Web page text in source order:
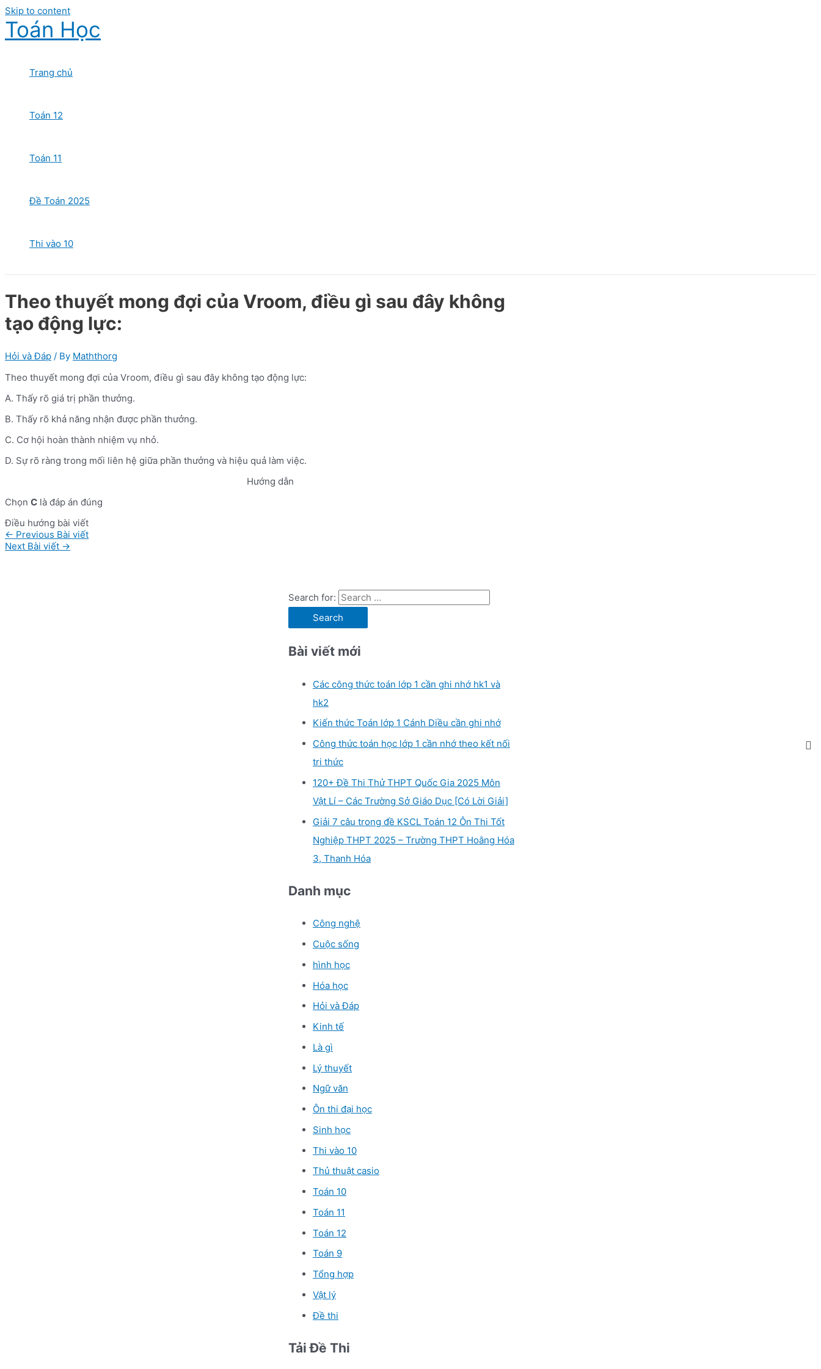
Skip to content
Toán Học
Trang chủ
Toán 12
Toán 11
Đề Toán 2025
Thi vào 10
Theo thuyết mong đợi của Vroom, điều gì sau đây không
tạo động lực:
Hỏi và Đáp / By Maththorg
Theo thuyết mong đợi của Vroom, điều gì sau đây không tạo động lực:
A. Thấy rõ giá trị phần thưởng.
B. Thấy rõ khả năng nhận được phần thưởng.
C. Cơ hội hoàn thành nhiệm vụ nhỏ.
D. Sự rõ ràng trong mối liên hệ giữa phần thưởng và hiệu quả làm việc.
Hướng dẫn
Chọn C là đáp án đúng
Điều hướng bài viết
← Previous Bài viết
Next Bài viết →
Search for:
Bài viết mới
Các công thức toán lớp 1 cần ghi nhớ hk1 và
hk2
Kiến thức Toán lớp 1 Cánh Diều cần ghi nhớ
Công thức toán học lớp 1 cần nhớ theo kết nối
tri thức
120+ Đề Thi Thử THPT Quốc Gia 2025 Môn
Vật Lí – Các Trường Sở Giáo Dục [Có Lời Giải]
Giải 7 câu trong đề KSCL Toán 12 Ôn Thi Tốt
Nghiệp THPT 2025 – Trường THPT Hoằng Hóa
3, Thanh Hóa
Danh mục
Công nghệ
Cuộc sống
hình học
Hóa học
Hỏi và Đáp
Kinh tế
Là gì
Lý thuyết
Ngữ văn
Ôn thi đại học
Sinh học
Thi vào 10
Thủ thuật casio
Toán 10
Toán 11
Toán 12
Toán 9
Tổng hợp
Vật lý
Đề thi
Tải Đề Thi